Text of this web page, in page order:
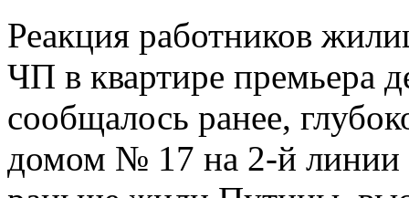
Реакция работников
ЧП в квартире премьера
сообщалось ранее,
домом № 17 на 2-й линии